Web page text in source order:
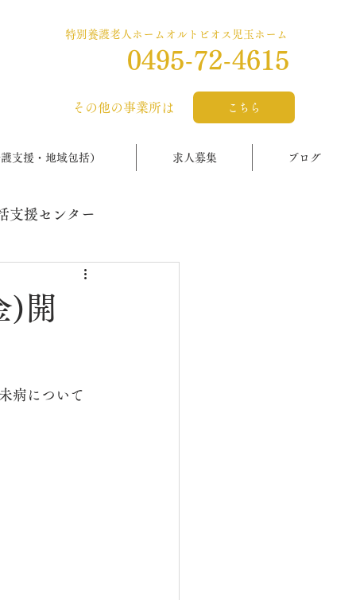
特別養護老人ホームオルトビオス児玉ホーム
0495-72-4615
​その他の事業所は こちら
支援・地域包括） 求人募集 ブログ
支援センター
)開
病について